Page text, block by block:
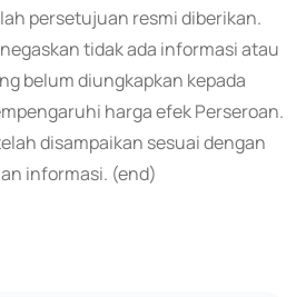
persetujuan resmi diberikan.
tidak ada informasi atau
belum diungkapkan kepada
harga efek Perseroan.
disampaikan sesuai dengan
informasi. (end)